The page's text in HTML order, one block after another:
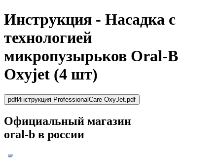
Инструкция - Насадка с
технологией
микропузырьков Oral-B
Oxyjet (4 шт)
pdfИнструкция ProfessionalCare OxyJet.pdf
Официальный магазин
oral-b в россии